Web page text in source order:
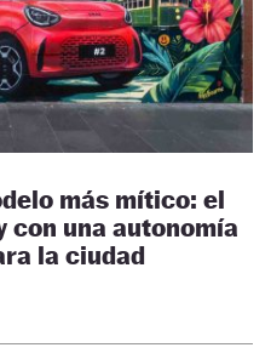
más mítico: el
con una autonomía
la ciudad